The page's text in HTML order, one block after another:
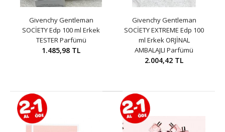
Givenchy Gentleman
SOCİETY Edp 100 ml Erkek
TESTER Parfümü
1.485,98 TL
Givenchy Gentleman
SOCİETY EXTREME Edp 100
ml Erkek ORJİNAL
AMBALAJLI Parfümü
2.004,42 TL